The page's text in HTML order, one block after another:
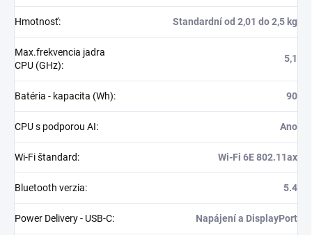
Hmotnosť: Standardní od 2,01 do 2,5 kg
Max.frekvencia jadra
CPU (GHz):
5,1
Batéria - kapacita (Wh): 90
CPU s podporou AI: Ano
Wi-Fi štandard: Wi-Fi 6E 802.11ax
Bluetooth verzia: 5.4
Power Delivery - USB-C: Napájení a DisplayPort